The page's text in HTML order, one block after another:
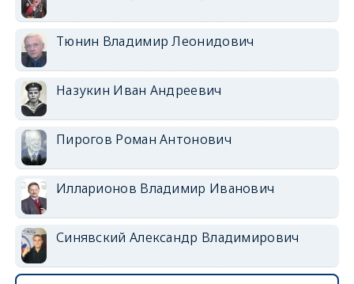
Тюнин Владимир Леонидович
Назукин Иван Андреевич
Пирогов Роман Антонович
Илларионов Владимир Иванович
Синявский Александр Владимирович